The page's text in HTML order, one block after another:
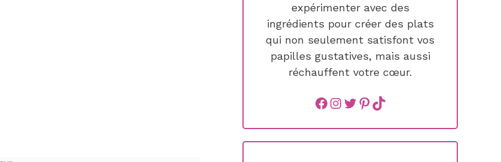
expérimenter avec des
ingrédients pour créer des plats
qui non seulement satisfont vos
papilles gustatives, mais aussi
réchauffent votre cœur.
Facebook
instagram
Twitter
Pinterest
TikTok